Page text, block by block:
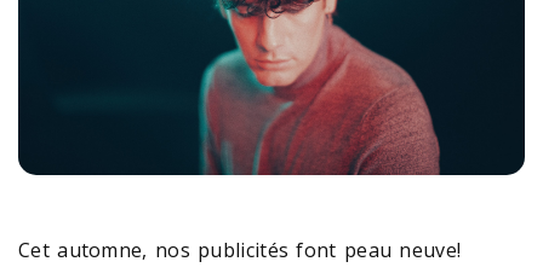
Cet automne, nos publicités font peau neuve!